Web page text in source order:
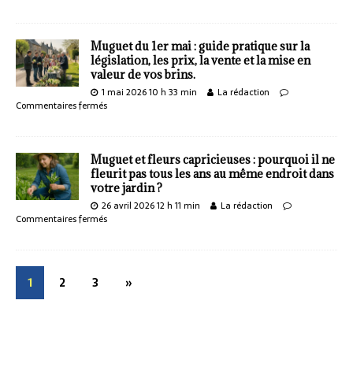
Muguet du 1er mai : guide pratique sur la
législation, les prix, la vente et la mise en
valeur de vos brins.
1 mai 2026 10 h 33 min
La rédaction
Commentaires fermés
Muguet et fleurs capricieuses : pourquoi il ne
fleurit pas tous les ans au même endroit dans
votre jardin ?
26 avril 2026 12 h 11 min
La rédaction
Commentaires fermés
1 2 3 »